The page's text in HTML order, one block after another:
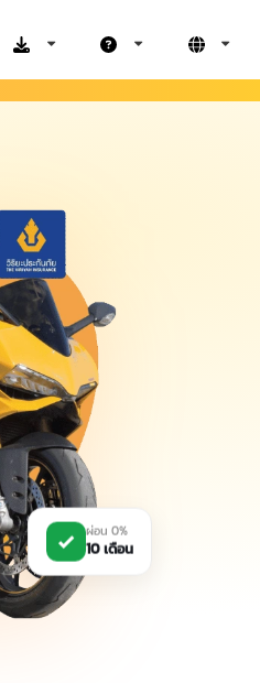
ผ่อน 0%
10 เดือน